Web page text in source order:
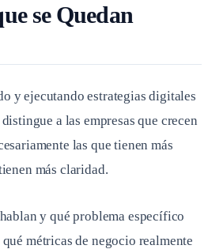
se Quedan
y ejecutando estrategias digitales
a las empresas que crecen
las que tienen más
más claridad.
y qué problema específico
métricas de negocio realmente